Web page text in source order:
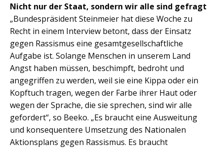
Nicht nur der Staat, sondern wir alle sind gefragt
„Bundespräsident Steinmeier hat diese Woche zu
Recht in einem Interview betont, dass der Einsatz
gegen Rassismus eine gesamtgesellschaftliche
Aufgabe ist. Solange Menschen in unserem Land
Angst haben müssen, beschimpft, bedroht und
angegriffen zu werden, weil sie eine Kippa oder ein
Kopftuch tragen, wegen der Farbe ihrer Haut oder
wegen der Sprache, die sie sprechen, sind wir alle
gefordert“, so Beeko. „Es braucht eine Ausweitung
und konsequentere Umsetzung des Nationalen
Aktionsplans gegen Rassismus. Es braucht